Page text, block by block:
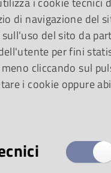
di navigazione del
del sito da
per fini
cliccando sul
i cookie oppure